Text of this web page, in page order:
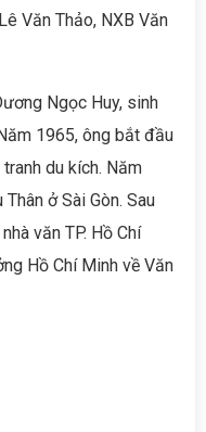
Văn Thảo, NXB Văn
Ngọc Huy, sinh
1965, ông bắt đầu
du kích. Năm
ở Sài Gòn. Sau
văn TP. Hồ Chí
Hồ Chí Minh về Văn